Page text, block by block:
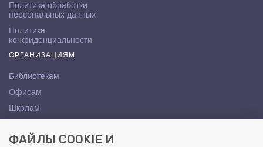
Политика обработки
персональных данных
Политика
конфиденциальности
ОРГАНИЗАЦИЯМ
Библиотекам
Офисам
Школам
КОНТАКТЫ
ФАЙЛЫ COOKIE И